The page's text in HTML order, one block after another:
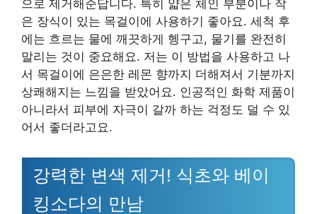
으로 제거해준답니다. 특히 얇은 체인 부분이나 작
은 장식이 있는 목걸이에 사용하기 좋아요. 세척 후
에는 흐르는 물에 깨끗하게 헹구고, 물기를 완전히
말리는 것이 중요해요. 저는 이 방법을 사용하고 나
서 목걸이에 은은한 레몬 향까지 더해져서 기분까지
상쾌해지는 느낌을 받았어요. 인공적인 화학 제품이
아니라서 피부에 자극이 갈까 하는 걱정도 덜 수 있
어서 좋더라고요.
강력한 변색 제거! 식초와 베이
킹소다의 만남